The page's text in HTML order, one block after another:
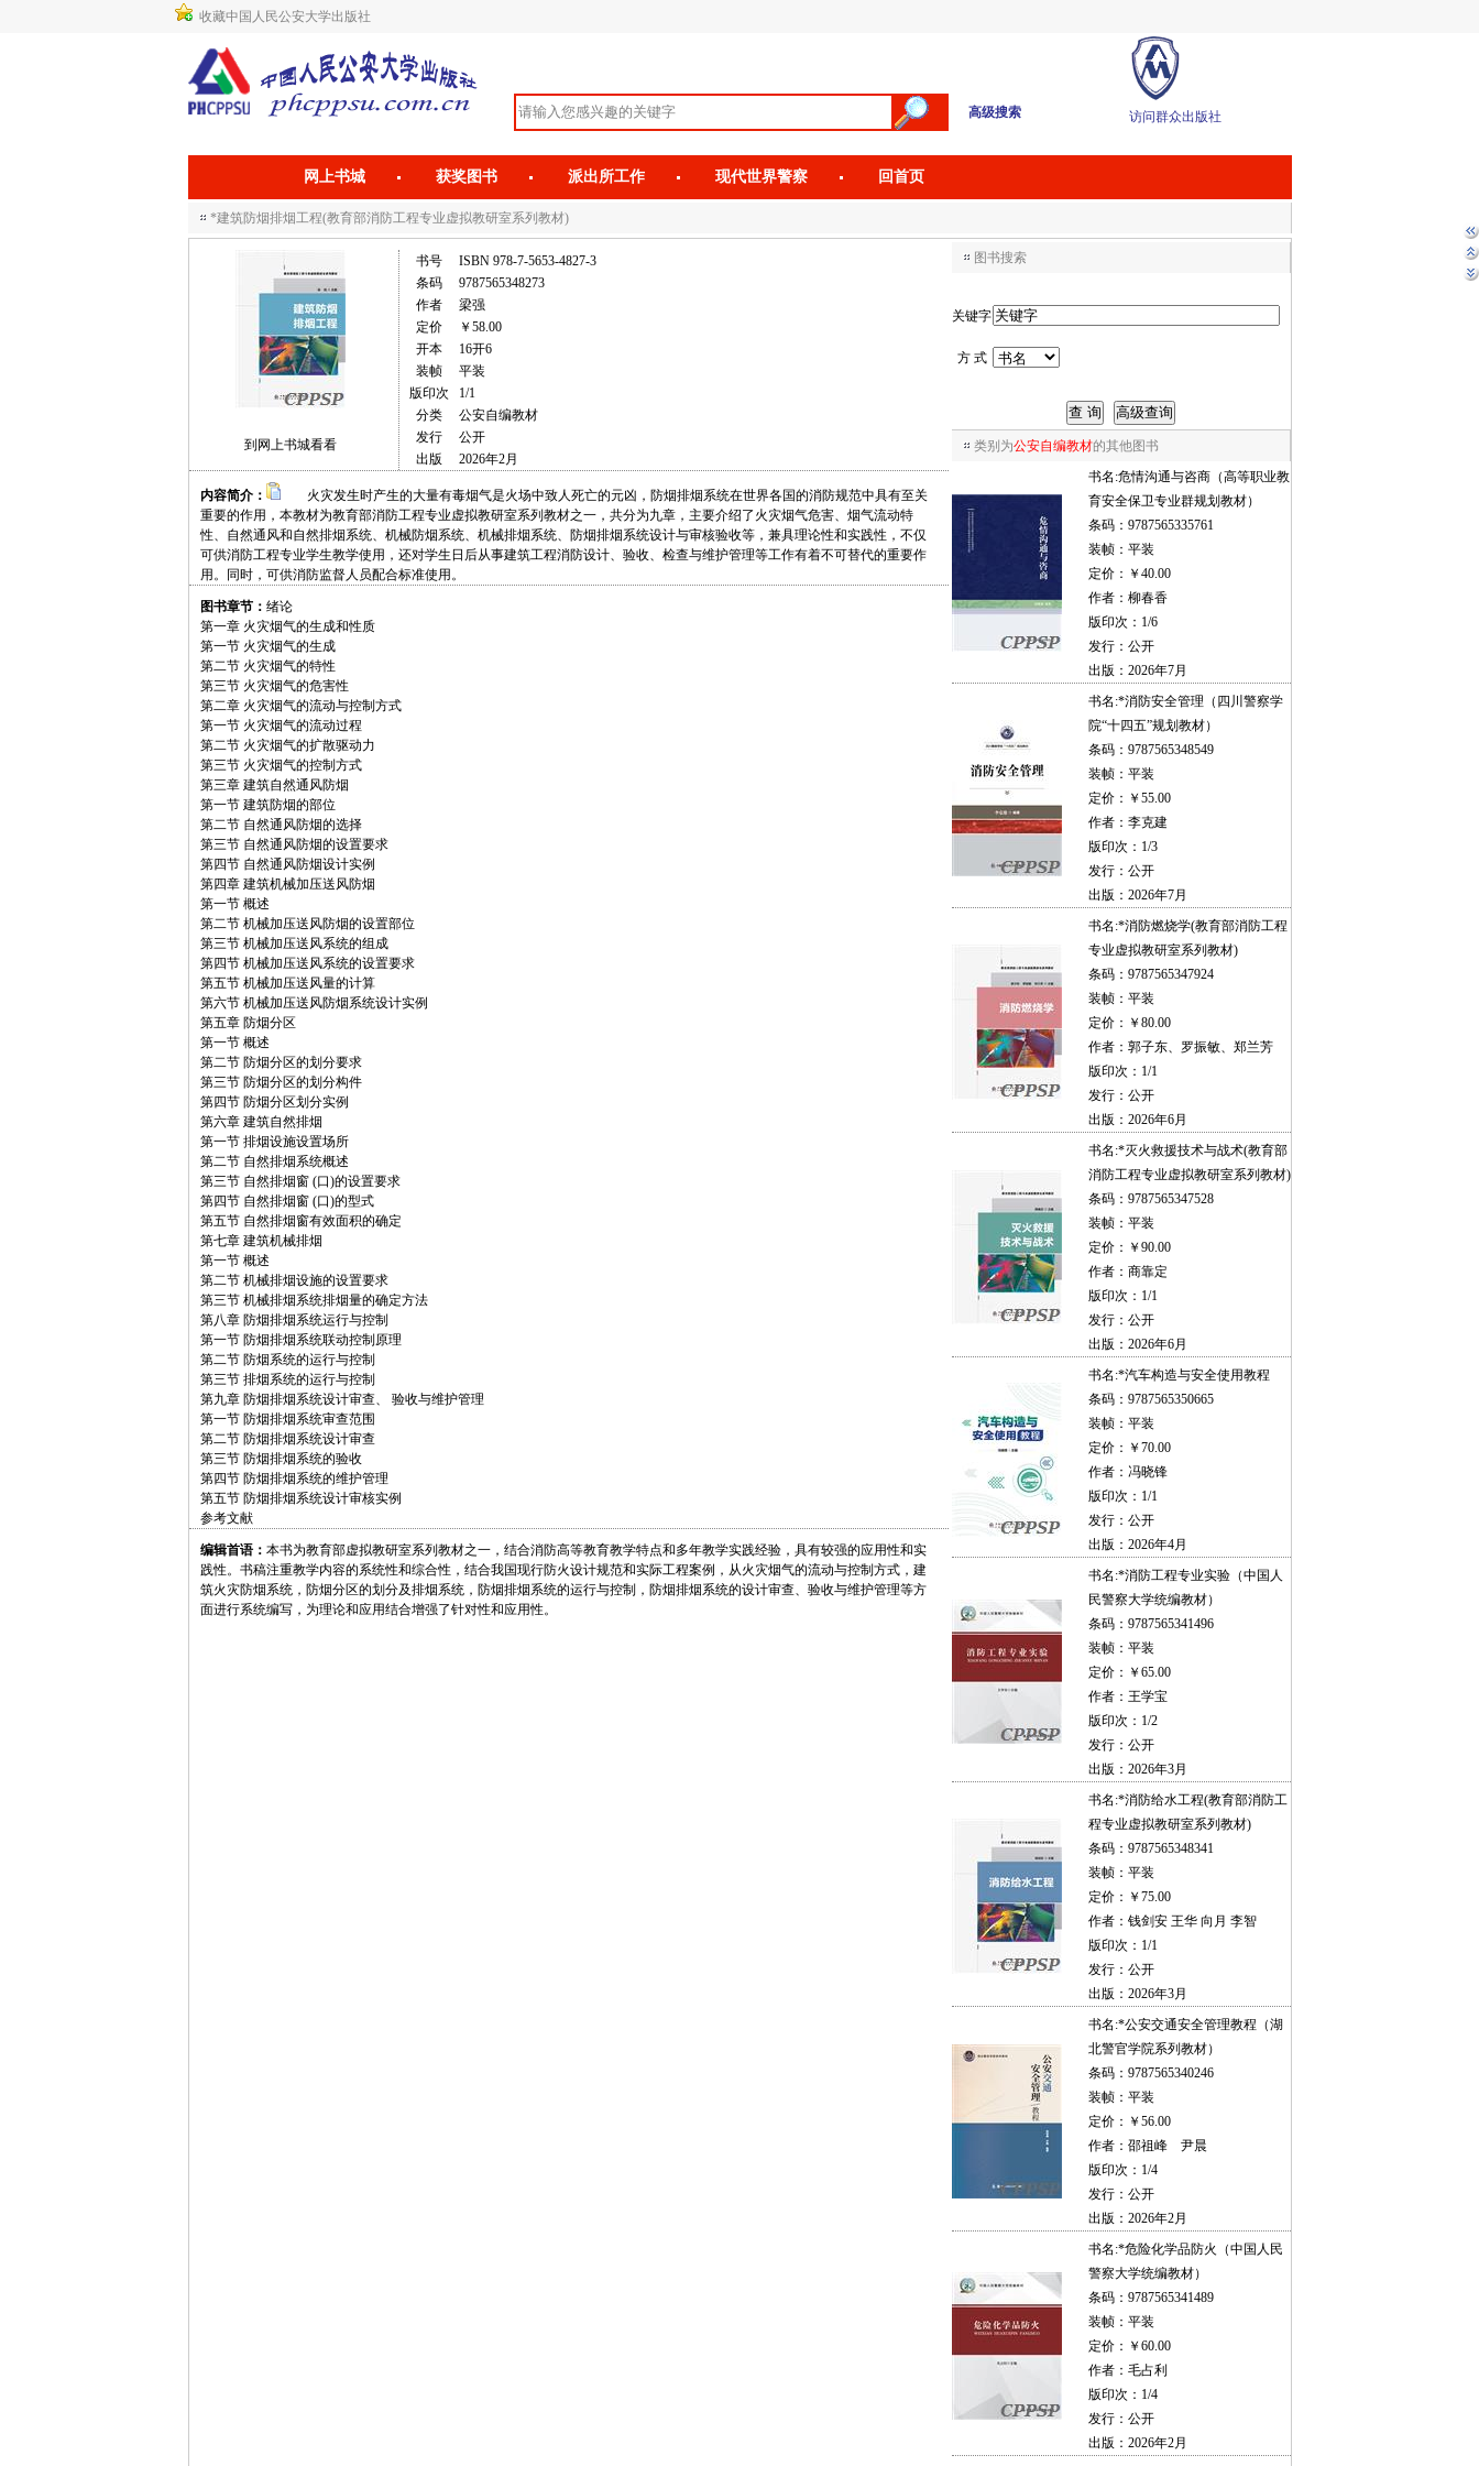
收藏中国人民公安大学出版社
高级搜索 访问群众出版社
网上书城 获奖图书 派出所工作 现代世界警察 回首页
*建筑防烟排烟工程(教育部消防工程专业虚拟教研室系列教材)
到网上书城看看
书号
ISBN 978-7-5653-4827-3
条码
9787565348273
作者
梁强
定价
￥58.00
开本
16开6
装帧
平装
版印次
1/1
分类
公安自编教材
发行
公开
出版
2026年2月
内容简介：
火灾发生时产生的大量有毒烟气是火场中致人死亡的元凶，防烟排烟系统在世界各国的消防规范中具有至关
重要的作用，本教材为教育部消防工程专业虚拟教研室系列教材之一，共分为九章，主要介绍了火灾烟气危害、烟气流动特
性、自然通风和自然排烟系统、机械防烟系统、机械排烟系统、防烟排烟系统设计与审核验收等，兼具理论性和实践性，不仅
可供消防工程专业学生教学使用，还对学生日后从事建筑工程消防设计、验收、检查与维护管理等工作有着不可替代的重要作
用。同时，可供消防监督人员配合标准使用。
图书章节： 绪论
第一章 火灾烟气的生成和性质
第一节 火灾烟气的生成
第二节 火灾烟气的特性
第三节 火灾烟气的危害性
第二章 火灾烟气的流动与控制方式
第一节 火灾烟气的流动过程
第二节 火灾烟气的扩散驱动力
第三节 火灾烟气的控制方式
第三章 建筑自然通风防烟
第一节 建筑防烟的部位
第二节 自然通风防烟的选择
第三节 自然通风防烟的设置要求
第四节 自然通风防烟设计实例
第四章 建筑机械加压送风防烟
第一节 概述
第二节 机械加压送风防烟的设置部位
第三节 机械加压送风系统的组成
第四节 机械加压送风系统的设置要求
第五节 机械加压送风量的计算
第六节 机械加压送风防烟系统设计实例
第五章 防烟分区
第一节 概述
第二节 防烟分区的划分要求
第三节 防烟分区的划分构件
第四节 防烟分区划分实例
第六章 建筑自然排烟
第一节 排烟设施设置场所
第二节 自然排烟系统概述
第三节 自然排烟窗 (口)的设置要求
第四节 自然排烟窗 (口)的型式
第五节 自然排烟窗有效面积的确定
第七章 建筑机械排烟
第一节 概述
第二节 机械排烟设施的设置要求
第三节 机械排烟系统排烟量的确定方法
第八章 防烟排烟系统运行与控制
第一节 防烟排烟系统联动控制原理
第二节 防烟系统的运行与控制
第三节 排烟系统的运行与控制
第九章 防烟排烟系统设计审查、 验收与维护管理
第一节 防烟排烟系统审查范围
第二节 防烟排烟系统设计审查
第三节 防烟排烟系统的验收
第四节 防烟排烟系统的维护管理
第五节 防烟排烟系统设计审核实例
参考文献
编辑首语： 本书为教育部虚拟教研室系列教材之一，结合消防高等教育教学特点和多年教学实践经验，具有较强的应用性和实
践性。书稿注重教学内容的系统性和综合性，结合我国现行防火设计规范和实际工程案例，从火灾烟气的流动与控制方式，建
筑火灾防烟系统，防烟分区的划分及排烟系统，防烟排烟系统的运行与控制，防烟排烟系统的设计审查、验收与维护管理等方
面进行系统编写，为理论和应用结合增强了针对性和应用性。
图书搜索
关键字
方 式
类别为公安自编教材的其他图书
书名:危情沟通与咨商（高等职业教
育安全保卫专业群规划教材）
条码：9787565335761
装帧：平装
定价：￥40.00
作者：柳春香
版印次：1/6
发行：公开
出版：2026年7月
书名:*消防安全管理（四川警察学
院“十四五”规划教材）
条码：9787565348549
装帧：平装
定价：￥55.00
作者：李克建
版印次：1/3
发行：公开
出版：2026年7月
书名:*消防燃烧学(教育部消防工程
专业虚拟教研室系列教材)
条码：9787565347924
装帧：平装
定价：￥80.00
作者：郭子东、罗振敏、郑兰芳
版印次：1/1
发行：公开
出版：2026年6月
书名:*灭火救援技术与战术(教育部
消防工程专业虚拟教研室系列教材)
条码：9787565347528
装帧：平装
定价：￥90.00
作者：商靠定
版印次：1/1
发行：公开
出版：2026年6月
书名:*汽车构造与安全使用教程
条码：9787565350665
装帧：平装
定价：￥70.00
作者：冯晓锋
版印次：1/1
发行：公开
出版：2026年4月
书名:*消防工程专业实验（中国人
民警察大学统编教材）
条码：9787565341496
装帧：平装
定价：￥65.00
作者：王学宝
版印次：1/2
发行：公开
出版：2026年3月
书名:*消防给水工程(教育部消防工
程专业虚拟教研室系列教材)
条码：9787565348341
装帧：平装
定价：￥75.00
作者：钱剑安 王华 向月 李智
版印次：1/1
发行：公开
出版：2026年3月
书名:*公安交通安全管理教程（湖
北警官学院系列教材）
条码：9787565340246
装帧：平装
定价：￥56.00
作者：邵祖峰 尹晨
版印次：1/4
发行：公开
出版：2026年2月
书名:*危险化学品防火（中国人民
警察大学统编教材）
条码：9787565341489
装帧：平装
定价：￥60.00
作者：毛占利
版印次：1/4
发行：公开
出版：2026年2月